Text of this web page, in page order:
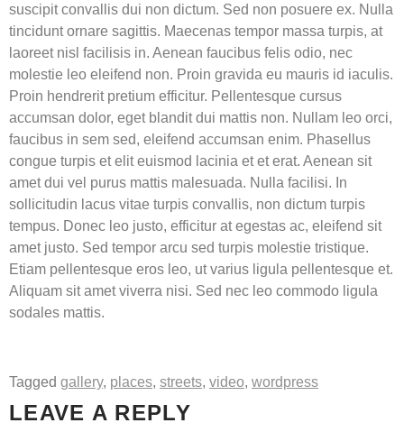
suscipit convallis dui non dictum. Sed non posuere ex. Nulla
tincidunt ornare sagittis. Maecenas tempor massa turpis, at
laoreet nisl facilisis in. Aenean faucibus felis odio, nec
molestie leo eleifend non. Proin gravida eu mauris id iaculis.
Proin hendrerit pretium efficitur. Pellentesque cursus
accumsan dolor, eget blandit dui mattis non. Nullam leo orci,
faucibus in sem sed, eleifend accumsan enim. Phasellus
congue turpis et elit euismod lacinia et et erat. Aenean sit
amet dui vel purus mattis malesuada. Nulla facilisi. In
sollicitudin lacus vitae turpis convallis, non dictum turpis
tempus. Donec leo justo, efficitur at egestas ac, eleifend sit
amet justo. Sed tempor arcu sed turpis molestie tristique.
Etiam pellentesque eros leo, ut varius ligula pellentesque et.
Aliquam sit amet viverra nisi. Sed nec leo commodo ligula
sodales mattis.
Tagged gallery, places, streets, video, wordpress
LEAVE A REPLY